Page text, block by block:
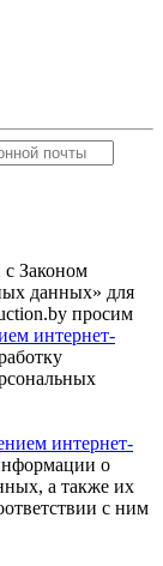
с Законом
данных» для
просим
интернет-
интернет-
о
а также их
с ним